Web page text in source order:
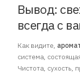
Вывод:
всегда с
Как видите,
система,
Чистота, сухость,